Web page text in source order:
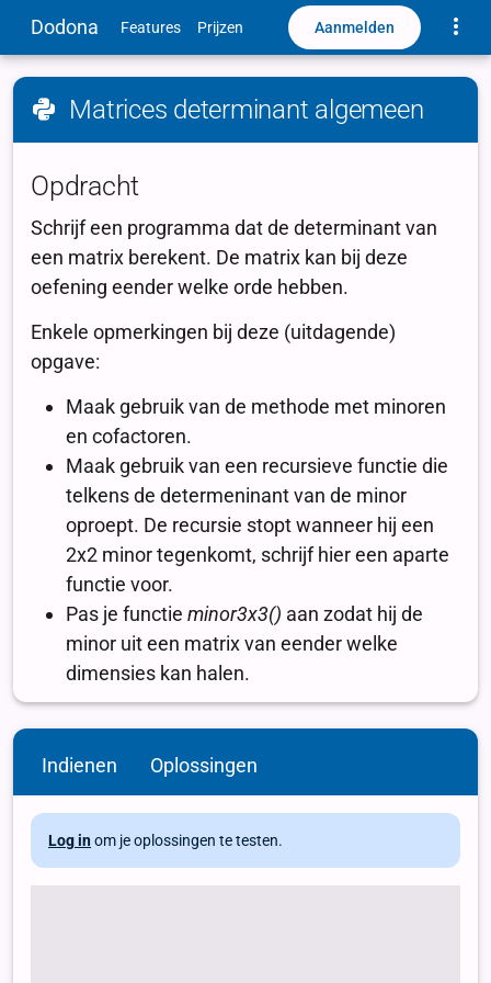
Dodona Features Prijzen Aanmelden
Matrices determinant algemeen
Indienen Oplossingen
Log in om je oplossingen te testen.